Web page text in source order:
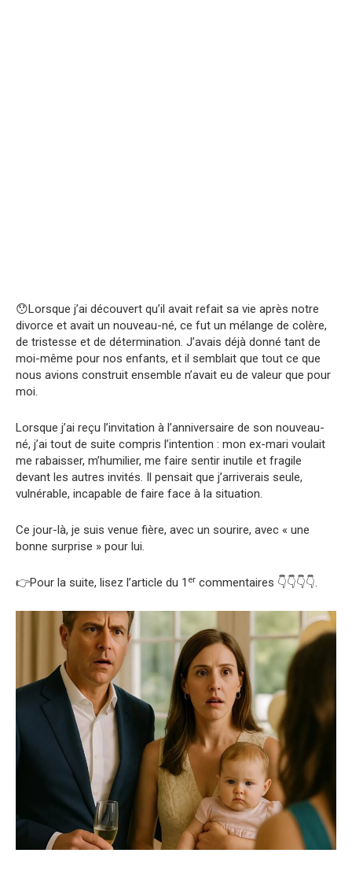
😯Lorsque j’ai découvert qu’il avait refait sa vie après notre
divorce et avait un nouveau-né, ce fut un mélange de colère,
de tristesse et de détermination. J’avais déjà donné tant de
moi-même pour nos enfants, et il semblait que tout ce que
nous avions construit ensemble n’avait eu de valeur que pour
moi.
Lorsque j’ai reçu l’invitation à l’anniversaire de son nouveau-
né, j’ai tout de suite compris l’intention : mon ex-mari voulait
me rabaisser, m’humilier, me faire sentir inutile et fragile
devant les autres invités. Il pensait que j’arriverais seule,
vulnérable, incapable de faire face à la situation.
Ce jour-là, je suis venue fière, avec un sourire, avec « une
bonne surprise » pour lui.
👉Pour la suite, lisez l’article du 1 er commentaires 👇👇👇👇.